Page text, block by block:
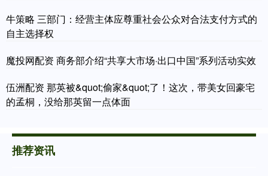
牛策略 三部门：经营主体应尊重社会公众对合法支付方式的
自主选择权
魔投网配资 商务部介绍“共享大市场·出口中国”系列活动实效
伍洲配资 那英被&quot;偷家&quot;了！这次，带美女回豪宅
的孟桐，没给那英留一点体面
推荐资讯